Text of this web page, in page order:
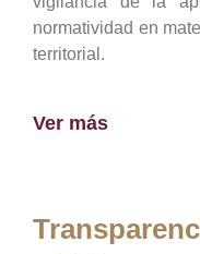
normatividad en
territorial.
Ver más